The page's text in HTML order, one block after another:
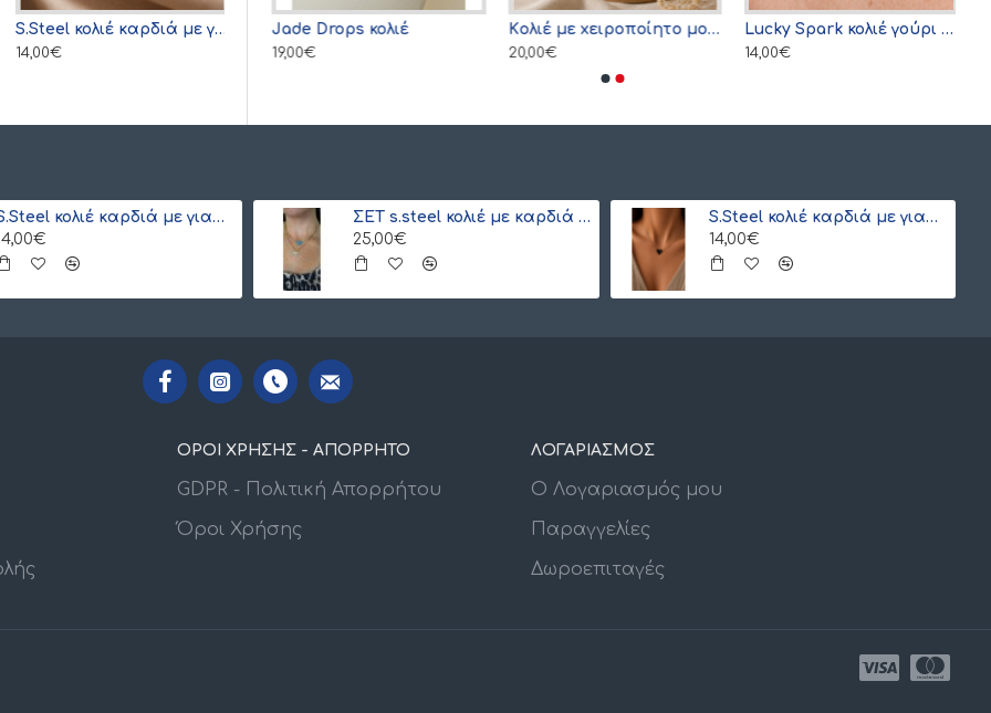
S.Steel κολιέ καρδιά με γιαπωνέζικες χάντρες Miyuki χρυσό
14,00€
35,00€
Jade Drops κολιέ
19,00€
Kολιέ με xειροποίητο μονόγραμμα από γιαπωνέζικες χάντρες Miyuki , χρυσό
20,00€
Lucky Spark κολιέ γούρι 2026 μαύρο
14,00€
S.Steel κολιέ καρδιά με γιαπωνέζικες χάντρες Miyuki κόκκινο-χρυσό
ΣΕΤ s.steel κολιέ με καρδιά και ματάκι Miyuki (ξεχωριστά) λευκό-γαλάζιο
25,00€
S.Steel κολιέ καρδιά με γιαπωνέζικες χάντρες Miyuki μαύρο-χρυσό
14,00€
ΟΡΟΙ ΧΡΗΣΗΣ - ΑΠΟΡΡΗΤΟ
GDPR - Πολιτική Απορρήτου
Όροι Χρήσης
ΛΟΓΑΡΙΑΣΜΟΣ
Ο Λογαριασμός μου
Παραγγελίες
Δωροεπιταγές